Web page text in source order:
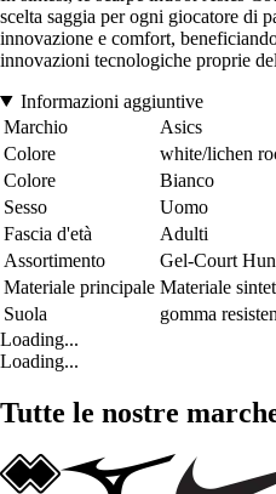
scelta saggia per ogni giocatore di
innovazione e comfort,
innovazioni tecnologiche proprie
Informazioni aggiuntive
Marchio
Asics
Colore
white/lichen
Colore
Bianco
Sesso
Uomo
Fascia d'età
Adulti
Assortimento
Gel-Court
Materiale principale Materiale
Suola
gomma
Loading...
Loading...
Tutte le nostre